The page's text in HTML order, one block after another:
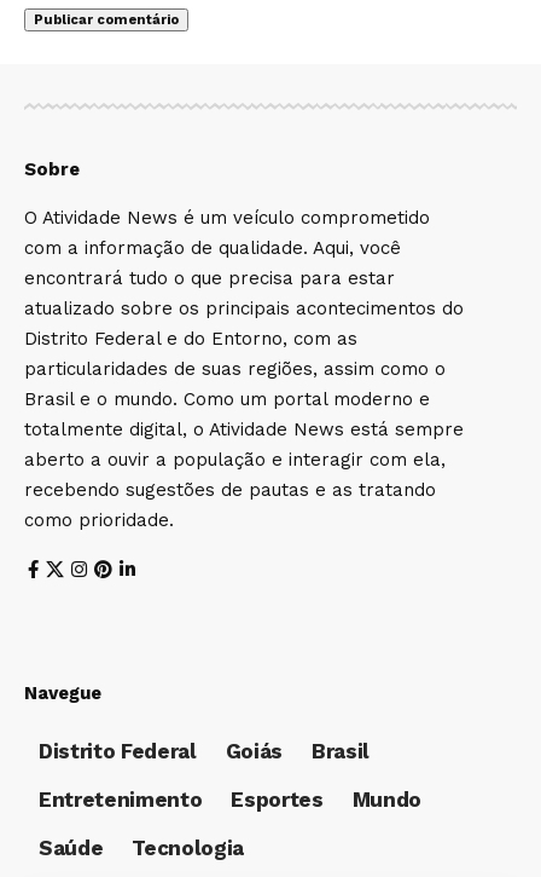
Sobre
O Atividade News é um veículo comprometido
com a informação de qualidade. Aqui, você
encontrará tudo o que precisa para estar
atualizado sobre os principais acontecimentos do
Distrito Federal e do Entorno, com as
particularidades de suas regiões, assim como o
Brasil e o mundo. Como um portal moderno e
totalmente digital, o Atividade News está sempre
aberto a ouvir a população e interagir com ela,
recebendo sugestões de pautas e as tratando
como prioridade.
Navegue
Distrito Federal Goiás
Brasil
Entretenimento
Esportes
Mundo
Saúde
Tecnologia